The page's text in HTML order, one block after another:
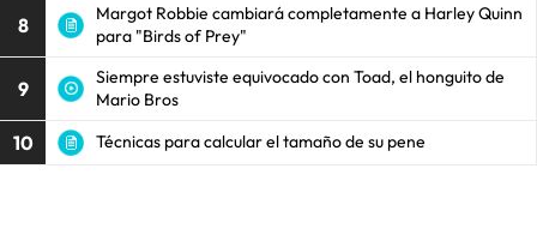
8
Margot Robbie cambiará completamente a Harley Quinn
para "Birds of Prey"
9
Siempre estuviste equivocado con Toad, el honguito de
Mario Bros
10 Técnicas para calcular el tamaño de su pene